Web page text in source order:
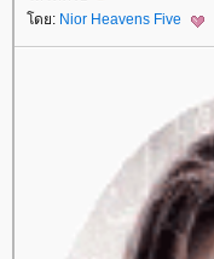
ดย: Nior Heavens Five